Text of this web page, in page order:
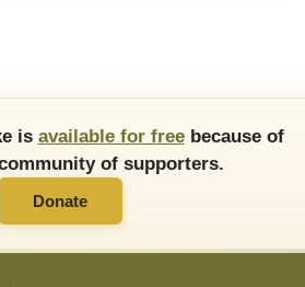
is available for freebecause of
of supporters.
Donate